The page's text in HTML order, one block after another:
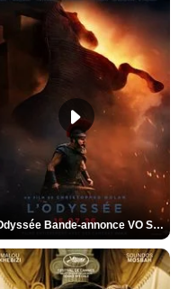
L'Odyssée Bande-annonce VO STFR